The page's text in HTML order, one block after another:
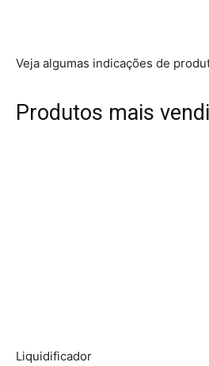
Veja algumas indicações de
Produtos mais
Liquidificador